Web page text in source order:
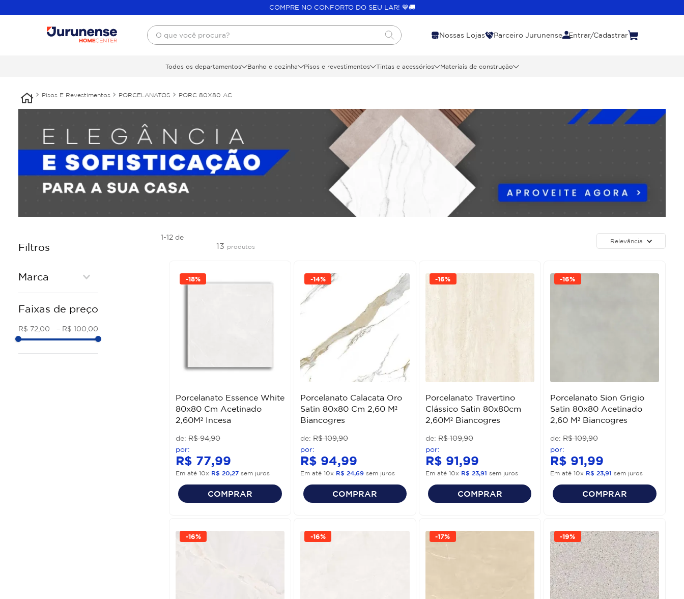
COMPRE NO CONFORTO DO SEU LAR! 💙🚚
O que você procura?
Nossas Lojas Parceiro Jurunense Entrar/Cadastrar
Todos os departamentos Banho e cozinha Pisos e revestimentos Tintas e acessórios Materiais de construção
Pisos E Revestimentos PORCELANATOS PORC 80X80 AC
Filtros
Marca
BIANCOGRES
Faixas de preço
R$ 72,00 – R$ 100,00
1-12 de
13 produtos
Relevância
-18%
Porcelanato Essence White
80x80 Cm Acetinado
2,60M² Incesa
R$ 94,90
R$ 77,99
Em até 10x R$ 20,27 sem juros
COMPRAR
-14%
Porcelanato Calacata Oro
Satin 80x80 Cm 2,60 M²
Biancogres
R$ 109,90
R$ 94,99
Em até10x R$ 24,69 sem juros
COMPRAR
-16%
Porcelanato Travertino
Clássico Satin 80x80cm
2,60M² Biancogres
R$ 109,90
R$ 91,99
Em até 10x R$ 23,91 sem juros
COMPRAR
-16%
Porcelanato Sion Grigio
Satin 80x80 Acetinado
2,60 M² Biancogres
R$ 109,90
R$ 91,99
Em até 10x R$ 23,91 sem juros
COMPRAR
-16% -16% -17% -19%